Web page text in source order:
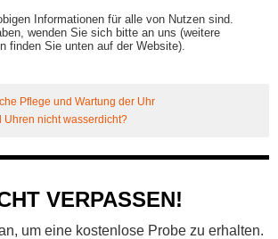
Informationen für alle von Nutzen sind.
wenden Sie sich bitte an uns (weitere
finden Sie unten auf der Website).
Pflege und Wartung der Uhr
Uhren nicht wasserdicht?
VERPASSEN!
um eine kostenlose Probe zu erhalten.